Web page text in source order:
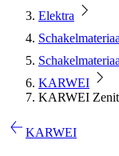
Elektra
KARWEI
KARWEI
KARWEI